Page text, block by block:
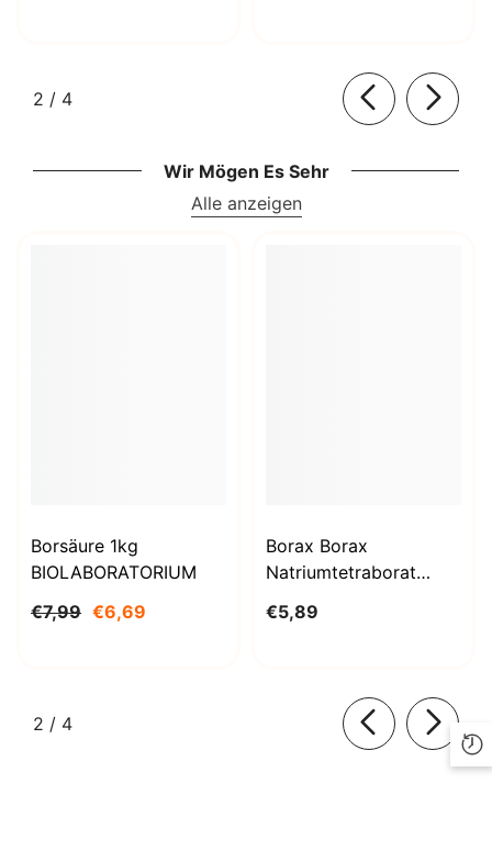
2 / von
4
Wir Mögen Es Sehr
Alle anzeigen
Borsäure 1kg
BIOLABORATORIUM
€7,99 €6,69
Borax Borax
Natriumtetraborat
BioLaboratorium
€5,89
2 / von
4